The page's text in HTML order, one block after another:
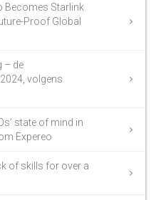
Becomes Starlink
Proof Global
– de
volgens
state of mind in
Expereo
of skills for over a